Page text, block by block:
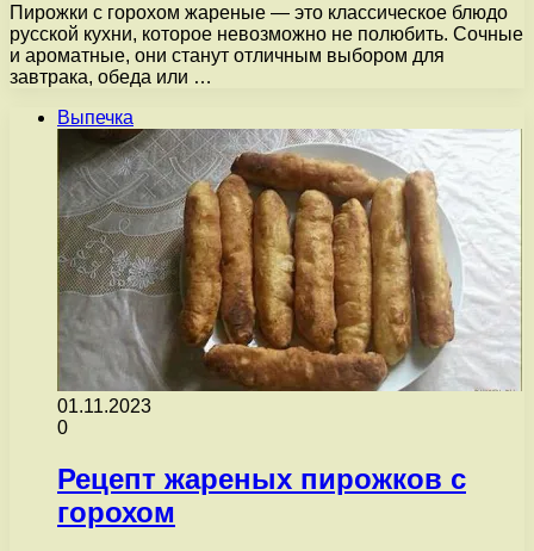
Пирожки с горохом жареные — это классическое блюдо
русской кухни, которое невозможно не полюбить. Сочные
и ароматные, они станут отличным выбором для
завтрака, обеда или …
Выпечка
01.11.2023
0
Рецепт жареных пирожков с
горохом